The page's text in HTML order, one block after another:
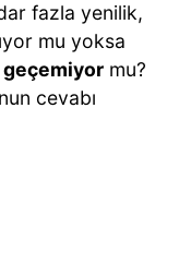
fazla yenilik,
mu yoksa
mu?
cevabı